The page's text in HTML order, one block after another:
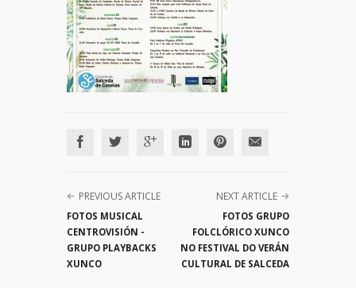
PREVIOUS ARTICLE
FOTOS MUSICAL
CENTROVISIÓN -
GRUPO PLAYBACKS
XUNCO
NEXT ARTICLE
FOTOS GRUPO
FOLCLÓRICO XUNCO
NO FESTIVAL DO VERÁN
CULTURAL DE SALCEDA